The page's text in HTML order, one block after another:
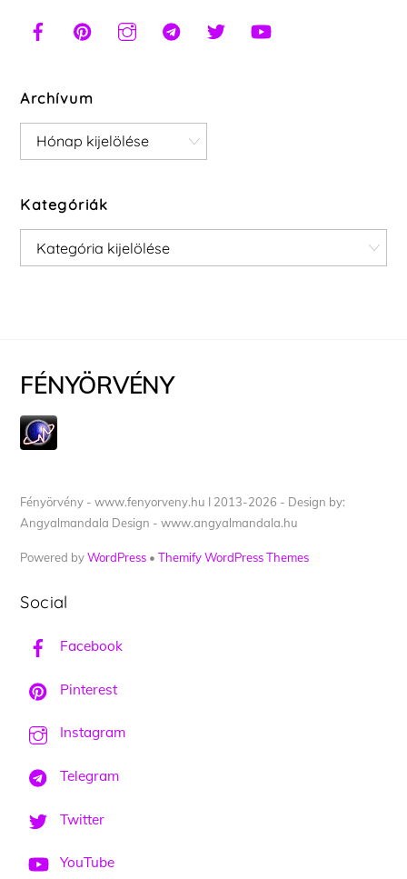
Archívum
Archívum
Kategóriák
Kategóriák
FÉNYÖRVÉNY
Fényörvény - www.fenyorveny.hu I 2013-2026 - Design by:
Angyalmandala Design - www.angyalmandala.hu
Powered byWordPress •Themify WordPress Themes
Social
Facebook
Pinterest
Instagram
Telegram
Twitter
YouTube